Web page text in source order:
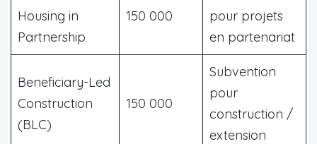
Housing in
Partnership
150 000
pour projets
en partenariat
Beneficiary-Led
Construction
(BLC)
150 000
Subvention
pour
construction /
extension